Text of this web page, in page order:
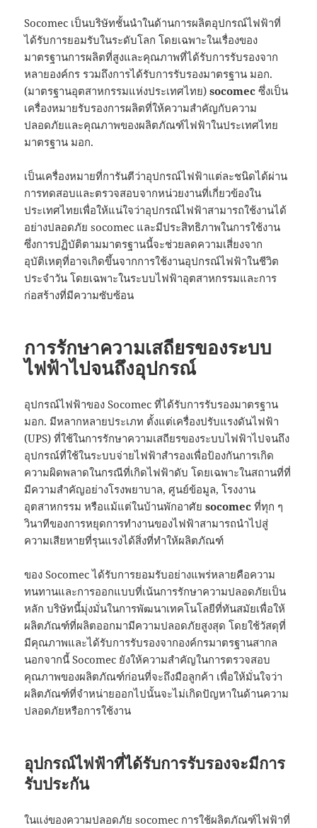
Socomec เป็นบริษัทชั้นนำในด้านการผลิตอุปกรณ์ไฟฟ้าที่
ได้รับการยอมรับในระดับโลก โดยเฉพาะในเรื่องของ
มาตรฐานการผลิตที่สูงและคุณภาพที่ได้รับการรับรองจาก
หลายองค์กร รวมถึงการได้รับการรับรองมาตรฐาน มอก.
(มาตรฐานอุตสาหกรรมแห่งประเทศไทย)socomec ซึ่งเป็น
เครื่องหมายรับรองการผลิตที่ให้ความสำคัญกับความ
ปลอดภัยและคุณภาพของผลิตภัณฑ์ไฟฟ้าในประเทศไทย
มาตรฐาน มอก.
เป็นเครื่องหมายที่การันตีว่าอุปกรณ์ไฟฟ้าแต่ละชนิดได้ผ่าน
การทดสอบและตรวจสอบจากหน่วยงานที่เกี่ยวข้องใน
ประเทศไทยเพื่อให้แน่ใจว่าอุปกรณ์ไฟฟ้าสามารถใช้งานได้
อย่างปลอดภัย socomec และมีประสิทธิภาพในการใช้งาน
ซึ่งการปฏิบัติตามมาตรฐานนี้จะช่วยลดความเสี่ยงจาก
อุบัติเหตุที่อาจเกิดขึ้นจากการใช้งานอุปกรณ์ไฟฟ้าในชีวิต
ประจำวัน โดยเฉพาะในระบบไฟฟ้าอุตสาหกรรมและการ
ก่อสร้างที่มีความซับซ้อน
การรักษาความเสถียรของระบบ
ไฟฟ้าไปจนถึงอุปกรณ์
อุปกรณ์ไฟฟ้าของ Socomec ที่ได้รับการรับรองมาตรฐาน
มอก. มีหลากหลายประเภท ตั้งแต่เครื่องปรับแรงดันไฟฟ้า
(UPS) ที่ใช้ในการรักษาความเสถียรของระบบไฟฟ้าไปจนถึง
อุปกรณ์ที่ใช้ในระบบจ่ายไฟฟ้าสำรองเพื่อป้องกันการเกิด
ความผิดพลาดในกรณีที่เกิดไฟฟ้าดับ โดยเฉพาะในสถานที่ที่
มีความสำคัญอย่างโรงพยาบาล, ศูนย์ข้อมูล, โรงงาน
อุตสาหกรรม หรือแม้แต่ในบ้านพักอาศัยsocomec ที่ทุก ๆ
วินาทีของการหยุดการทำงานของไฟฟ้าสามารถนำไปสู่
ความเสียหายที่รุนแรงได้สิ่งที่ทำให้ผลิตภัณฑ์
ของ Socomec ได้รับการยอมรับอย่างแพร่หลายคือความ
ทนทานและการออกแบบที่เน้นการรักษาความปลอดภัยเป็น
หลัก บริษัทนี้มุ่งมั่นในการพัฒนาเทคโนโลยีที่ทันสมัยเพื่อให้
ผลิตภัณฑ์ที่ผลิตออกมามีความปลอดภัยสูงสุด โดยใช้วัสดุที่
มีคุณภาพและได้รับการรับรองจากองค์กรมาตรฐานสากล
นอกจากนี้ Socomec ยังให้ความสำคัญในการตรวจสอบ
คุณภาพของผลิตภัณฑ์ก่อนที่จะถึงมือลูกค้า เพื่อให้มั่นใจว่า
ผลิตภัณฑ์ที่จำหน่ายออกไปนั้นจะไม่เกิดปัญหาในด้านความ
ปลอดภัยหรือการใช้งาน
อุปกรณ์ไฟฟ้าที่ได้รับการรับรองจะมีการ
รับประกัน
ในแง่ของความปลอดภัย socomec การใช้ผลิตภัณฑ์ไฟฟ้าที่